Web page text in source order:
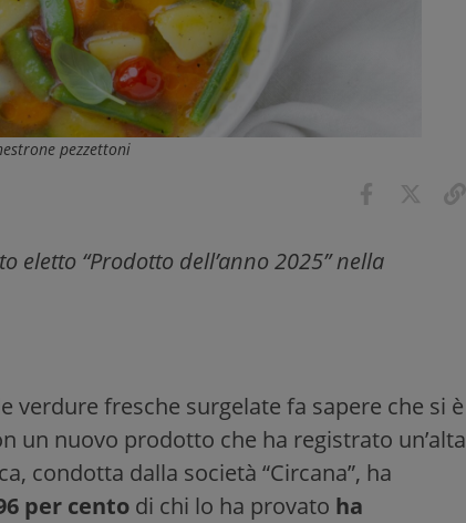
pezzettoni
eletto “Prodotto dell’anno 2025” nella
verdure fresche surgelate fa sapere che si è
un nuovo prodotto che ha registrato un’alta
condotta dalla società “Circana”, ha
per cento di chi lo ha provato ha